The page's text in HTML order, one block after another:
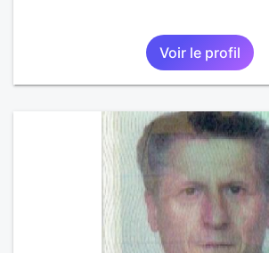
Voir le profil